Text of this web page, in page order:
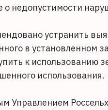
недопустимости
устранить
в установленном
к использованию
использования.
Управлением